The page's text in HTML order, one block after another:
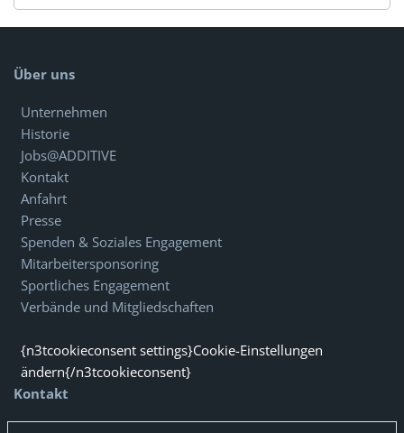
Über uns
Unternehmen
Historie
Jobs@ADDITIVE
Kontakt
Anfahrt
Presse
Spenden & Soziales Engagement
Mitarbeitersponsoring
Sportliches Engagement
Verbände und Mitgliedschaften
{n3tcookieconsent settings}Cookie-Einstellungen
ändern{/n3tcookieconsent}
Kontakt